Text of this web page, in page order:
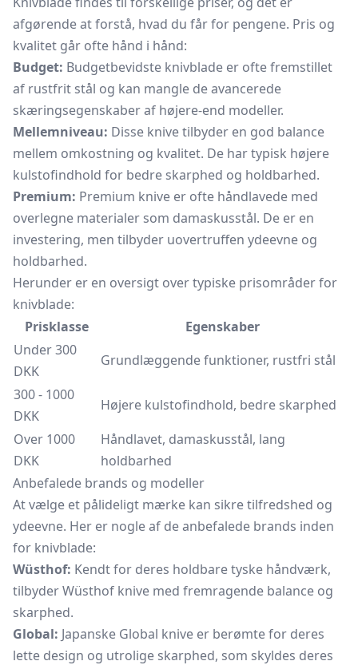
afgørende at forstå, hvad du får for pengene. Pris og
kvalitet går ofte hånd i hånd:
Budget: Budgetbevidste knivblade er ofte fremstillet
af rustfrit stål og kan mangle de avancerede
skæringsegenskaber af højere-end modeller.
Mellemniveau: Disse knive tilbyder en god balance
mellem omkostning og kvalitet. De har typisk højere
kulstofindhold for bedre skarphed og holdbarhed.
Premium: Premium knive er ofte håndlavede med
overlegne materialer som damaskusstål. De er en
investering, men tilbyder uovertruffen ydeevne og
holdbarhed.
Herunder er en oversigt over typiske prisområder for
knivblade:
Prisklasse
Egenskaber
Under 300
DKK
Grundlæggende funktioner, rustfri stål
300 - 1000
DKK
Højere kulstofindhold, bedre skarphed
Over 1000
DKK
Håndlavet, damaskusstål, lang
holdbarhed
Anbefalede brands og modeller
At vælge et pålideligt mærke kan sikre tilfredshed og
ydeevne. Her er nogle af de anbefalede brands inden
for knivblade:
Wüsthof: Kendt for deres holdbare tyske håndværk,
tilbyder Wüsthof knive med fremragende balance og
skarphed.
Global: Japanske Global knive er berømte for deres
lette design og utrolige skarphed, som skyldes deres